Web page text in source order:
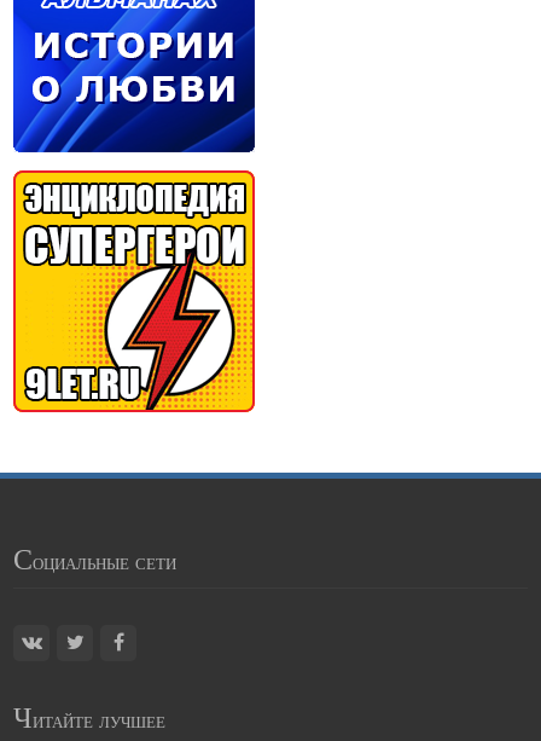
Социальные сети
Читайте лучшее